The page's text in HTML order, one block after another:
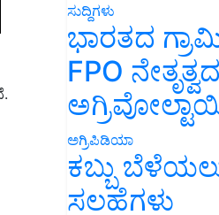
ಸುದ್ದಿಗಳು
ಭಾರತದ
FPO ನೇತೃತ್ವದ
ಅಗ್ರಿಪಿಡಿಯಾ
ಕಬ್ಬು
ಸಲಹೆಗಳು